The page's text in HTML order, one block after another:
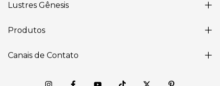
Lustres Gênesis
Produtos
Canais de Contato